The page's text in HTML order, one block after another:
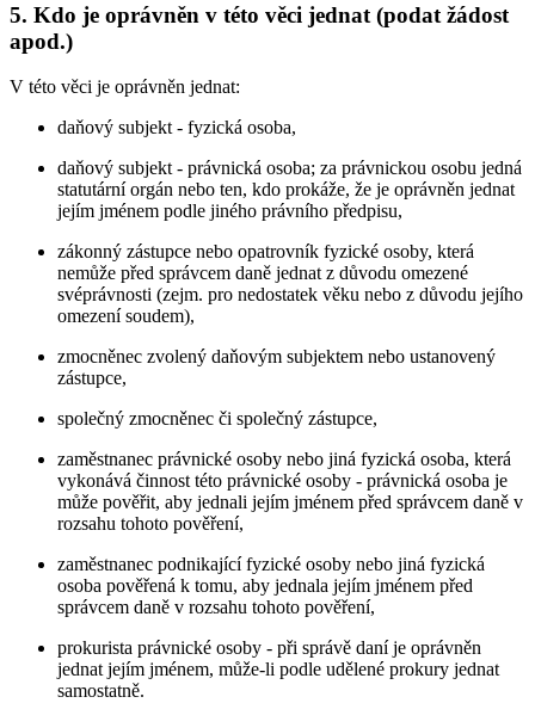
5. Kdo je oprávněn v této věci jednat (podat žádost
apod.)
V této věci je oprávněn jednat:
daňový subjekt - fyzická osoba,
daňový subjekt - právnická osoba; za právnickou osobu jedná
statutární orgán nebo ten, kdo prokáže, že je oprávněn jednat
jejím jménem podle jiného právního předpisu,
zákonný zástupce nebo opatrovník fyzické osoby, která
nemůže před správcem daně jednat z důvodu omezené
svéprávnosti (zejm. pro nedostatek věku nebo z důvodu jejího
omezení soudem),
zmocněnec zvolený daňovým subjektem nebo ustanovený
zástupce,
společný zmocněnec či společný zástupce,
zaměstnanec právnické osoby nebo jiná fyzická osoba, která
vykonává činnost této právnické osoby - právnická osoba je
může pověřit, aby jednali jejím jménem před správcem daně v
rozsahu tohoto pověření,
zaměstnanec podnikající fyzické osoby nebo jiná fyzická
osoba pověřená k tomu, aby jednala jejím jménem před
správcem daně v rozsahu tohoto pověření,
prokurista právnické osoby - při správě daní je oprávněn
jednat jejím jménem, může-li podle udělené prokury jednat
samostatně.